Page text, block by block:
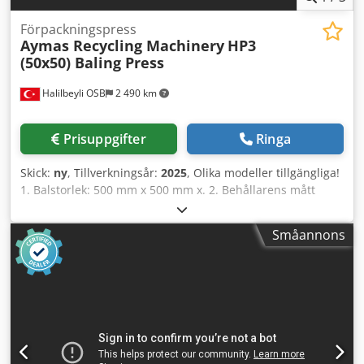
Halilbeyli OSB 2 490 km
Förpackningspress
Aymas Recycling Machinery HP3
(50x50) Baling Press
Prisuppgifter Ringa
Skick: ny, Tillverkningsår: 2025, Olika modeller tillgängliga!
1. Balstorlek: 500 mm x 500 mm x. 2. Behållarens mått
(bredd x längd x höjd): 2000 mm x 2500 mm x 1100 mm 3.
Kapacitet: 15–20 ton/timme (stål) 4. Cykeltid: 90 sekunder
(tomgång) 5. Övre lockcylinderns tryckkraft: 90 ton 6.
Förtryck från kompressionscylindern: 150 ton 7.
Huvudkompressionsplattans tryckkraft: 300 ton 8.
Repfx Apbjck 12. Utkastardörr ingår. 13. Reparationsbara
och fyrkantiga knivar. 14. Behållarväggarna är täckta med
Småannons